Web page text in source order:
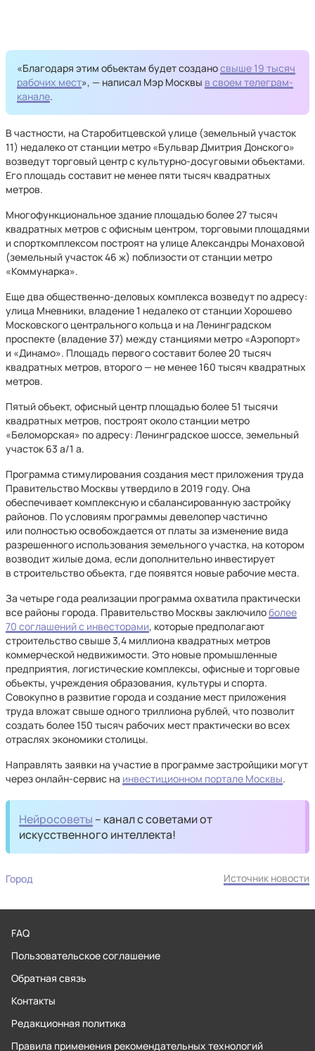
«Благодаря этим объектам будет созданосвыше 19 тысяч
рабочих мест», — написал Мэр Москвы в своем телеграм-
канале.
В частности, на Старобитцевской улице (земельный участок
11) недалеко от станции метро «Бульвар Дмитрия Донского»
возведут торговый центр с культурно-досуговыми объектами.
Его площадь составит не менее пяти тысяч квадратных
метров.
Многофункциональное здание площадью более 27 тысяч
квадратных метров с офисным центром, торговыми площадями
и спорткомплексом построят на улице Александры Монаховой
(земельный участок 46 ж) поблизости от станции метро
«Коммунарка».
Еще два общественно-деловых комплекса возведут по адресу:
улица Мневники, владение 1 недалеко от станции Хорошево
Московского центрального кольца и на Ленинградском
проспекте (владение 37) между станциями метро «Аэропорт»
и «Динамо». Площадь первого составит более 20 тысяч
квадратных метров, второго — не менее 160 тысяч квадратных
метров.
Пятый объект, офисный центр площадью более 51 тысячи
квадратных метров, построят около станции метро
«Беломорская» по адресу: Ленинградское шоссе, земельный
участок 63 а/1 а.
Программа стимулирования создания мест приложения труда
Правительство Москвы утвердило в 2019 году. Она
обеспечивает комплексную и сбалансированную застройку
районов. По условиям программы девелопер частично
или полностью освобождается от платы за изменение вида
разрешенного использования земельного участка, на котором
возводит жилые дома, если дополнительно инвестирует
в строительство объекта, где появятся новые рабочие места.
За четыре года реализации программа охватила практически
все районы города. Правительство Москвы заключилоболее
70 соглашений с инвесторами, которые предполагают
строительство свыше 3,4 миллиона квадратных метров
коммерческой недвижимости. Это новые промышленные
предприятия, логистические комплексы, офисные и торговые
объекты, учреждения образования, культуры и спорта.
Совокупно в развитие города и создание мест приложения
труда вложат свыше одного триллиона рублей, что позволит
создать более 150 тысяч рабочих мест практически во всех
отраслях экономики столицы.
Направлять заявки на участие в программе застройщики могут
через онлайн-сервис на инвестиционном портале Москвы.
Нейросоветы – канал с советами от
искусственного интеллекта!
Город Источник новости
FAQ
Пользовательское соглашение
Обратная связь
Контакты
Редакционная политика
Правила применения рекомендательных технологий